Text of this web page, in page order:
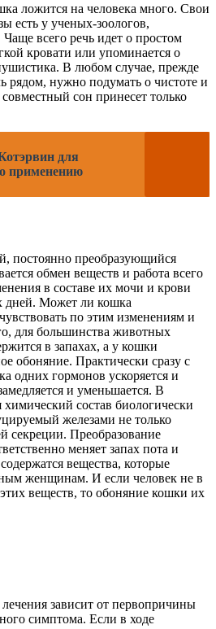
ложится на человека много. Свои
есть у ученых-зоологов,
Чаще всего речь идет о простом
кровати или упоминается о
В любом случае, прежде
рядом, нужно подумать о чистоте и
сон принесет только
для
применению
постоянно преобразующийся
обмен веществ и работа всего
в составе их мочи и крови
дней. Может ли кошка
по этим изменениям и
для большинства животных
в запахах, а у кошки
обоняние. Практически сразу с
одних гормонов ускоряется и
и уменьшается. В
химический состав биологически
железами не только
секреции. Преобразование
меняет запах пота и
вещества, которые
женщинам. И если человек не в
веществ, то обоняние кошки их
зависит от первопричины
симптома. Если в ходе